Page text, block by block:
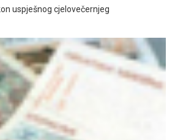
uspješnog cjelovečernjeg